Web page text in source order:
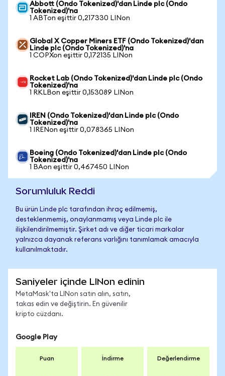
Abbott (Ondo Tokenized)'dan Linde plc (Ondo
Tokenized)'na
1 ABTon eşittir 0,217330 LINon
Global X Copper Miners ETF (Ondo Tokenized)'dan
Linde plc (Ondo Tokenized)'na
1 COPXon eşittir 0,172135 LINon
Rocket Lab (Ondo Tokenized)'dan Linde plc (Ondo
Tokenized)'na
1 RKLBon eşittir 0,153089 LINon
IREN (Ondo Tokenized)'dan Linde plc (Ondo
Tokenized)'na
1 IRENon eşittir 0,078365 LINon
Boeing (Ondo Tokenized)'dan Linde plc (Ondo
Tokenized)'na
1 BAon eşittir 0,467450 LINon
Sorumluluk Reddi
Bu ürün Linde plc tarafından ihraç edilmemiş,
desteklenmemiş, onaylanmamış veya Linde plc ile
ilişkilendirilmemiştir. Şirket adı ve diğer ticari markalar
yalnızca dayanak referans varlığını tanımlamak amacıyla
kullanılmaktadır.
Saniyeler içinde LINon edinin
MetaMask'ta LINon satın alın, satın,
takas edin ve değiştirin. En güvenilir
kripto cüzdanı.
Google Play
Puan İndirme Değerlendirme